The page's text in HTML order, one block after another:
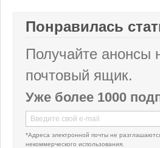
Понравилась
Получайте анонсы
почтовый ящик.
Уже более 1000
*Адреса электронной почты не
некоммерческого использования.